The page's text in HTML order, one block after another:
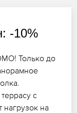
-10%
Только до
с
на